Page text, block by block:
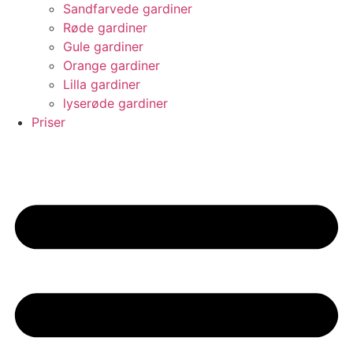
Sandfarvede gardiner
Røde gardiner
Gule gardiner
Orange gardiner
Lilla gardiner
lyserøde gardiner
Priser